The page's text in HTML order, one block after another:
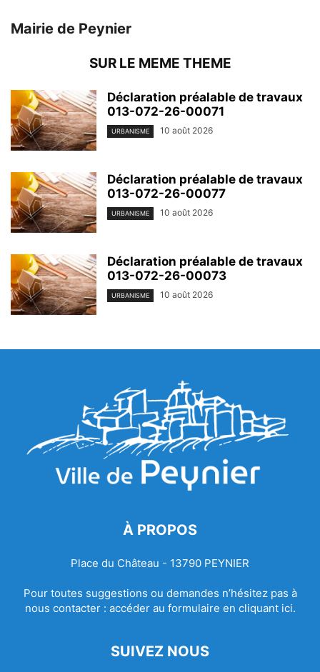
Mairie de Peynier
SUR LE MEME THEME
Déclaration préalable de travaux
013-072-26-00071
URBANISME 10 août 2026
Déclaration préalable de travaux
013-072-26-00077
URBANISME 10 août 2026
Déclaration préalable de travaux
013-072-26-00073
URBANISME 10 août 2026
À PROPOS
Place du Château - 13790 PEYNIER
Pour toutes suggestions ou demandes n’hésitez pas à
nous contacter : accéder au formulaire en cliquant ici.
SUIVEZ NOUS